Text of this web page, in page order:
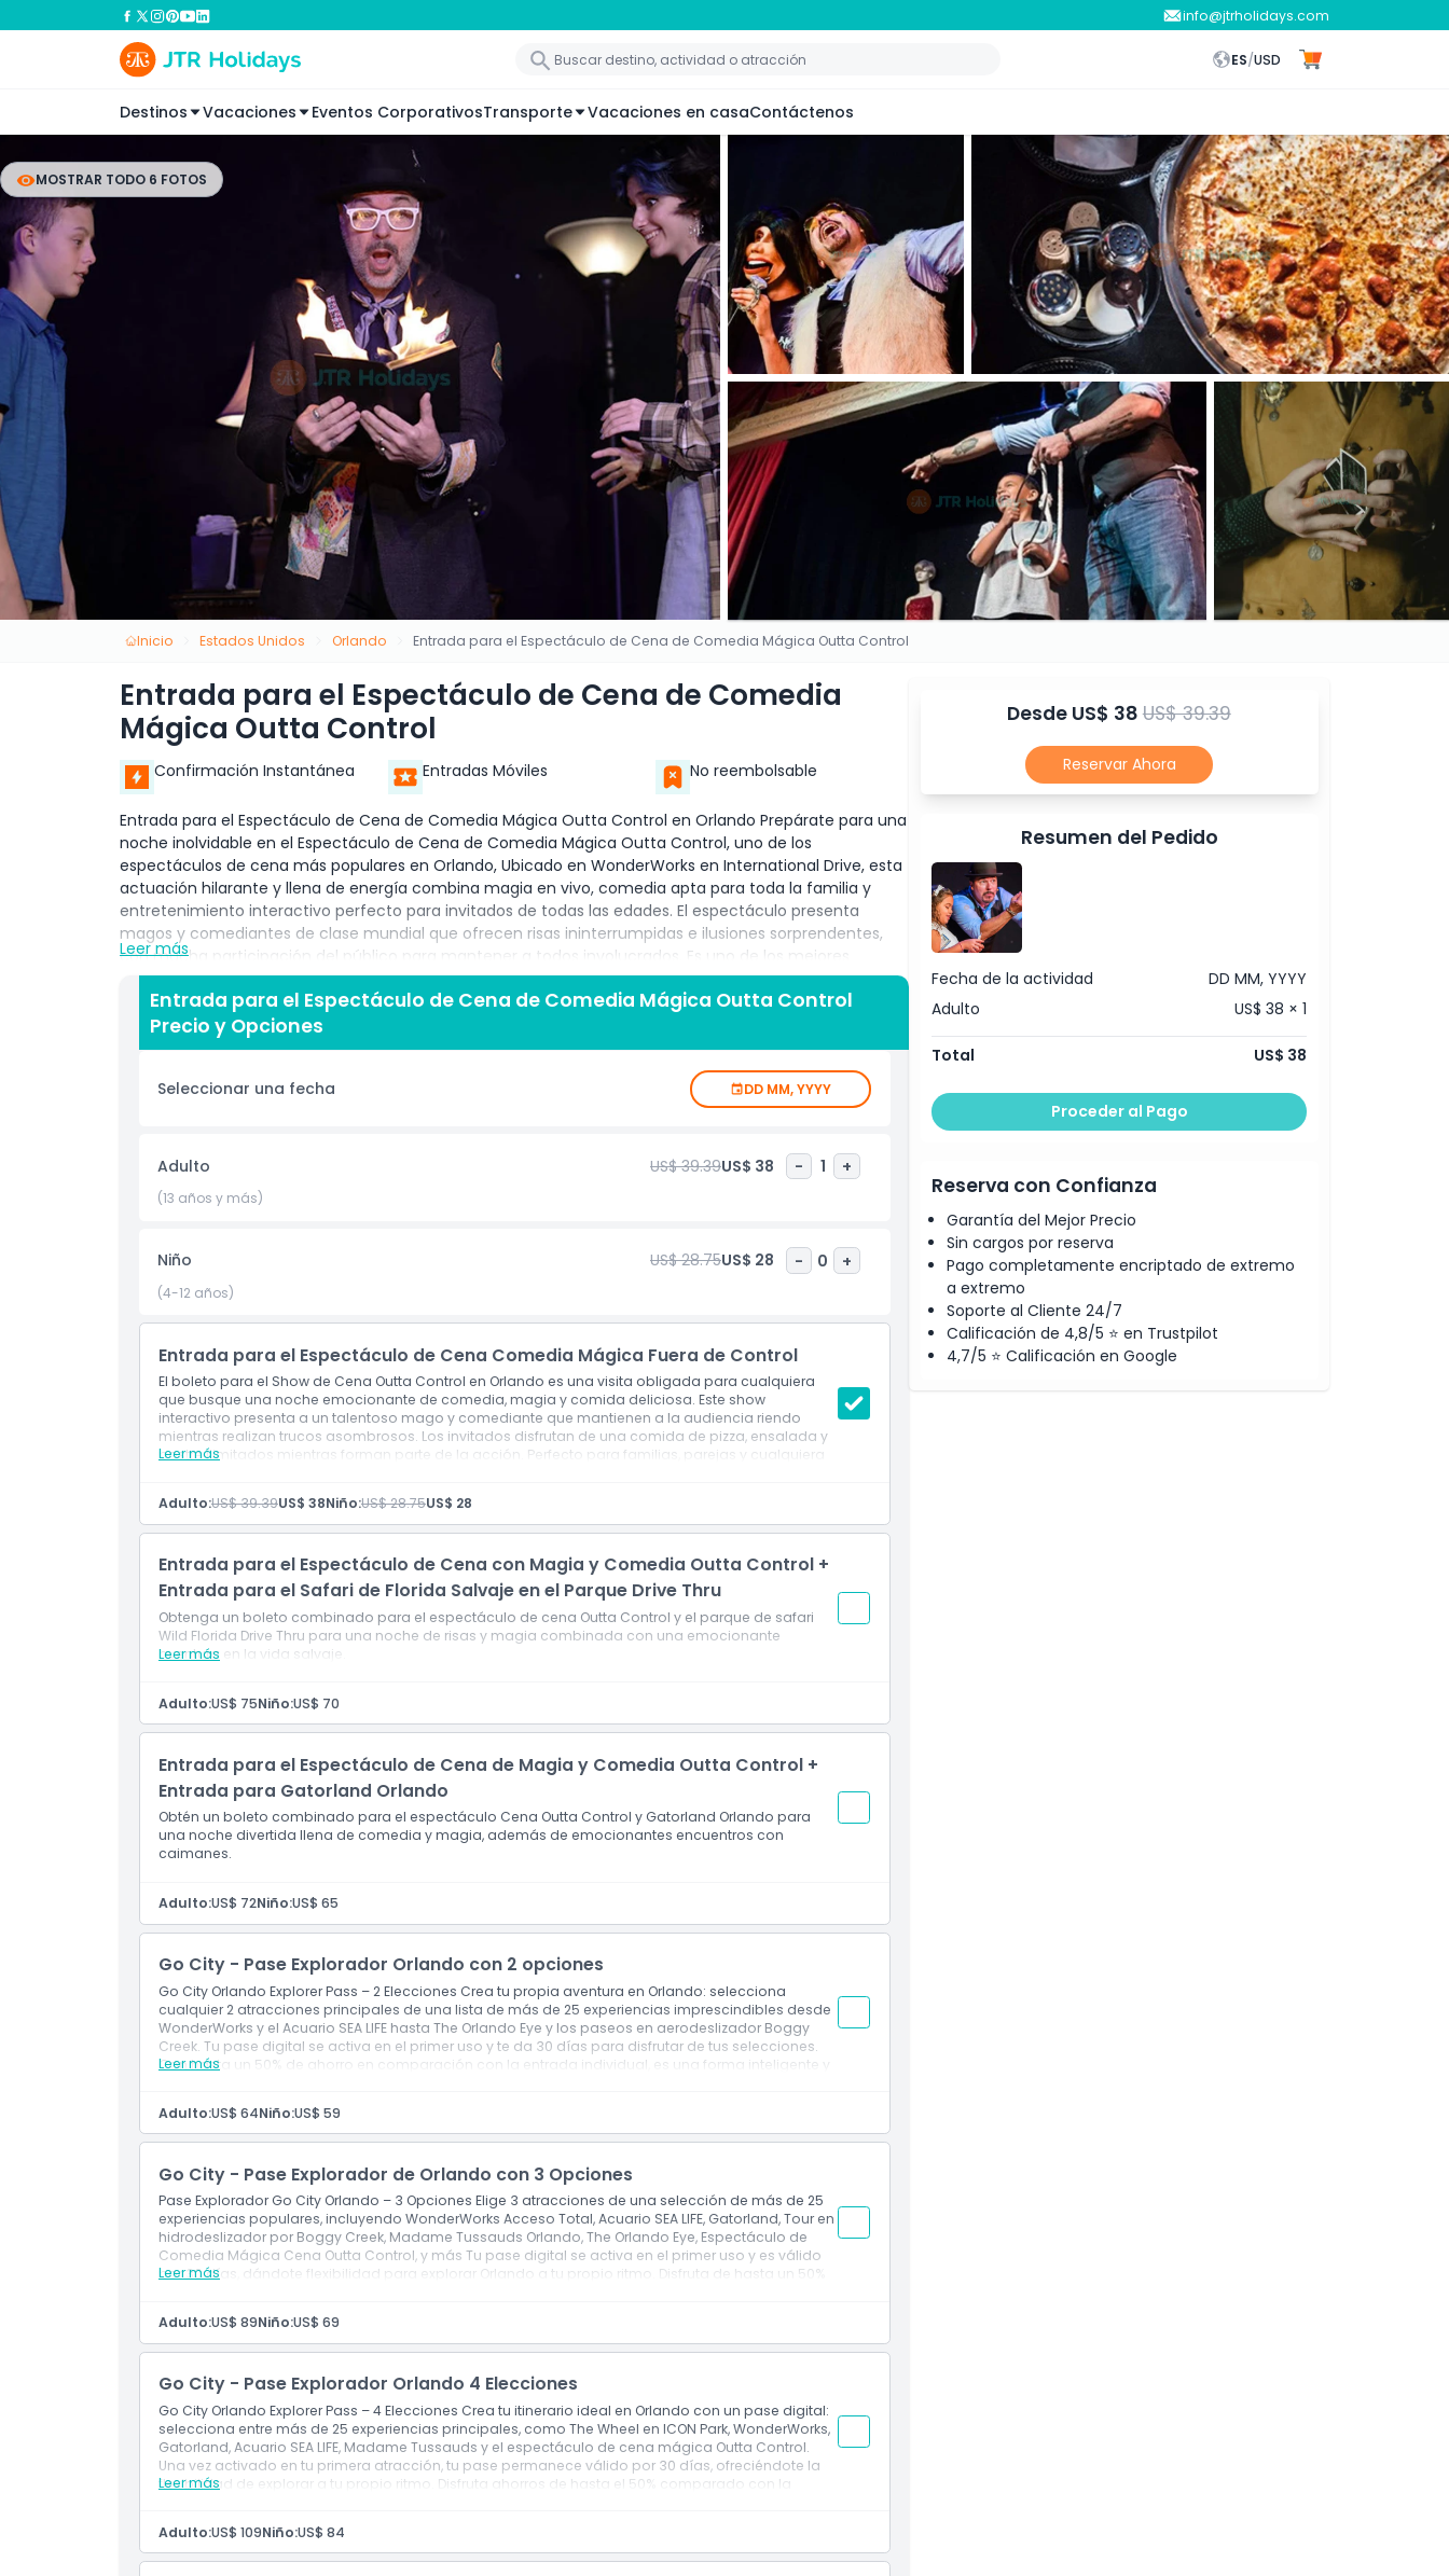
info@jtrholidays.com
ES/USD
Destinos Vacaciones Eventos CorporativosTransporte Vacaciones en casaContáctenos
MOSTRAR TODO 6 FOTOS
Inicio Estados Unidos Orlando Entrada para el Espectáculo de Cena de Comedia Mágica Outta Control
Entrada para el Espectáculo de Cena de Comedia
Mágica Outta Control
Confirmación Instantánea Entradas Móviles No reembolsable
Entrada para el Espectáculo de Cena de Comedia Mágica Outta Control en Orlando Prepárate para una
noche inolvidable en el Espectáculo de Cena de Comedia Mágica Outta Control, uno de los
espectáculos de cena más populares en Orlando, Ubicado en WonderWorks en International Drive, esta
actuación hilarante y llena de energía combina magia en vivo, comedia apta para toda la familia y
entretenimiento interactivo perfecto para invitados de todas las edades. El espectáculo presenta
magos y comediantes de clase mundial que ofrecen risas ininterrumpidas e ilusiones sorprendentes,
con mucha participación del público para mantener a todos involucrados. Es uno de los mejores
espectáculos en vivo en Orlando, conocido por su mezcla única de humor y misterio. Tu entrada
incluye pizza, ensalada, postre y bebidas ilimitadas (sin alcohol), haciendo de este espectáculo una
opción principal para una cena familiar en Orlando. Ya sea que viajes con niños, amigos o planees una
noche romántica divertida, esta experiencia ofrece gran valor y entretenimiento sin fin.
Convenientemente ubicado en International Drive Orlando, el Espectáculo de Cena de Comedia
Mágica Outta Control está cerca de las principales atracciones, hoteles y parques temáticos, lo que
facilita añadirlo a tu itinerario. No pierdas la oportunidad de disfrutar una de las atracciones de cena
sorpresas mágicas.
Inclusiones
Política para Niños y Adultos
Exclusiones
Cosas a Saber
Ubicación
Cómo Llegar
Cómo Canjear
Política de Cancelación
Leer más
Entrada para el Espectáculo de Cena de Comedia Mágica Outta Control
Precio y Opciones
Seleccionar una fecha DD MM, YYYY
Adulto US$ 39.39US$ 38 - 1 +
(13 años y más)
Niño US$ 28.75US$ 28 - 0 +
(4-12 años)
Entrada para el Espectáculo de Cena Comedia Mágica Fuera de Control
El boleto para el Show de Cena Outta Control en Orlando es una visita obligada para cualquiera
que busque una noche emocionante de comedia, magia y comida deliciosa. Este show
interactivo presenta a un talentoso mago y comediante que mantienen a la audiencia riendo
mientras realizan trucos asombrosos. Los invitados disfrutan de una comida de pizza, ensalada y
postre ilimitados mientras forman parte de la acción. Perfecto para familias, parejas y cualquiera
Leer más
Adulto:US$ 39.39US$ 38Niño:US$ 28.75US$ 28
Entrada para el Espectáculo de Cena con Magia y Comedia Outta Control +
Entrada para el Safari de Florida Salvaje en el Parque Drive Thru
Obtenga un boleto combinado para el espectáculo de cena Outta Control y el parque de safari
Wild Florida Drive Thru para una noche de risas y magia combinada con una emocionante
aventura en la vida salvaje.
Leer más
Adulto:US$ 75Niño:US$ 70
Entrada para el Espectáculo de Cena de Magia y Comedia Outta Control +
Entrada para Gatorland Orlando
Obtén un boleto combinado para el espectáculo Cena Outta Control y Gatorland Orlando para
una noche divertida llena de comedia y magia, además de emocionantes encuentros con
caimanes.
Adulto:US$ 72Niño:US$ 65
Go City - Pase Explorador Orlando con 2 opciones
Go City Orlando Explorer Pass – 2 Elecciones Crea tu propia aventura en Orlando: selecciona
cualquier 2 atracciones principales de una lista de más de 25 experiencias imprescindibles desde
WonderWorks y el Acuario SEA LIFE hasta The Orlando Eye y los paseos en aerodeslizador Boggy
Creek. Tu pase digital se activa en el primer uso y te da 30 días para disfrutar de tus selecciones.
Con hasta un 50% de ahorro en comparación con la entrada individual, es una forma inteligente y
Leer más
Adulto:US$ 64Niño:US$ 59
Go City - Pase Explorador de Orlando con 3 Opciones
Pase Explorador Go City Orlando – 3 Opciones Elige 3 atracciones de una selección de más de 25
experiencias populares, incluyendo WonderWorks Acceso Total, Acuario SEA LIFE, Gatorland, Tour en
hidrodeslizador por Boggy Creek, Madame Tussauds Orlando, The Orlando Eye, Espectáculo de
Comedia Mágica Cena Outta Control, y más Tu pase digital se activa en el primer uso y es válido
por 30 días, dándote flexibilidad para explorar Orlando a tu propio ritmo. Disfruta de hasta un 50%
Leer más
Adulto:US$ 89Niño:US$ 69
Go City - Pase Explorador Orlando 4 Elecciones
Go City Orlando Explorer Pass – 4 Elecciones Crea tu itinerario ideal en Orlando con un pase digital:
selecciona entre más de 25 experiencias principales, como The Wheel en ICON Park, WonderWorks,
Gatorland, Acuario SEA LIFE, Madame Tussauds y el espectáculo de cena mágica Outta Control.
Una vez activado en tu primera atracción, tu pase permanece válido por 30 días, ofreciéndote la
flexibilidad de explorar a tu propio ritmo. Disfruta ahorros de hasta el 50% comparado con la
Leer más
Adulto:US$ 109Niño:US$ 84
Desde US$ 38US$ 39.39
Reservar Ahora
Resumen del Pedido
Fecha de la actividad
DD MM, YYYY
Adulto
US$ 38 × 1
Total US$ 38
Proceder al Pago
Reserva con Confianza
Garantía del Mejor Precio
Sin cargos por reserva
Pago completamente encriptado de extremo
a extremo
Soporte al Cliente 24/7
Calificación de 4,8/5 ⭐ en Trustpilot
4,7/5 ⭐ Calificación en Google